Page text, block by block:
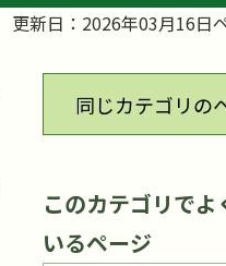
更新日：2026年03月16日
同じカテゴリの
このカテゴリでよ
いるページ